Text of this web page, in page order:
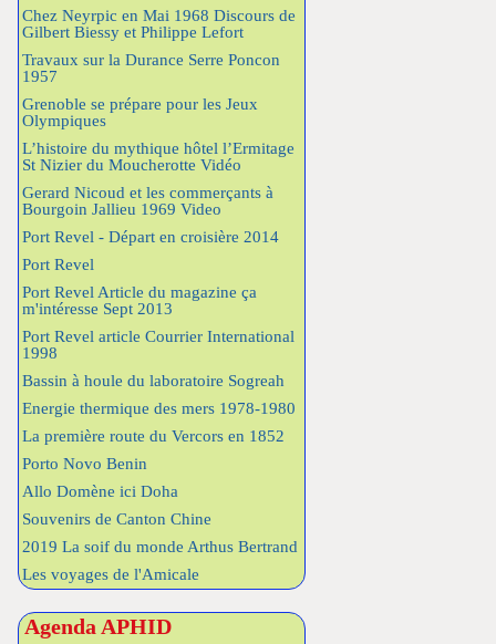
Chez Neyrpic en Mai 1968 Discours de
Gilbert Biessy et Philippe Lefort
Travaux sur la Durance Serre Poncon
1957
Grenoble se prépare pour les Jeux
Olympiques
L’histoire du mythique hôtel l’Ermitage
St Nizier du Moucherotte Vidéo
Gerard Nicoud et les commerçants à
Bourgoin Jallieu 1969 Video
Port Revel - Départ en croisière 2014
Port Revel
Port Revel Article du magazine ça
m'intéresse Sept 2013
Port Revel article Courrier International
1998
Bassin à houle du laboratoire Sogreah
Energie thermique des mers 1978-1980
La première route du Vercors en 1852
Porto Novo Benin
Allo Domène ici Doha
Souvenirs de Canton Chine
2019 La soif du monde Arthus Bertrand
Les voyages de l'Amicale
Agenda APHID